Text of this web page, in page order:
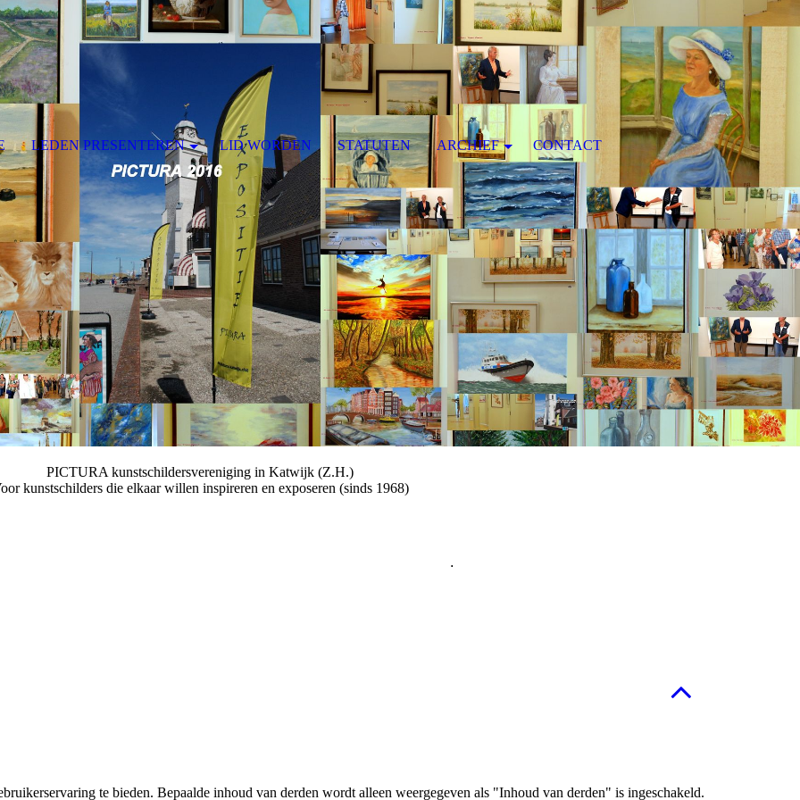
PICTURA kunstschildersvereniging in Katwijk (Z.H.)
kunstschilders die elkaar willen inspireren en exposeren (sinds 1968)
.
LEDEN PRESENTEREN LID WORDEN STATUTEN ARCHIEF CONTACT
te bieden. Bepaalde inhoud van derden wordt alleen weergegeven als "Inhoud van derden" is ingeschakeld.